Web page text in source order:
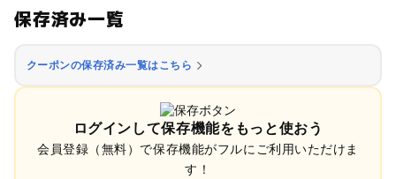
保存済み一覧
クーポンの保存済み一覧はこちら
ログインして保存機能をもっと使おう
会員登録（無料）で保存機能がフルにご利用いただけま
す！